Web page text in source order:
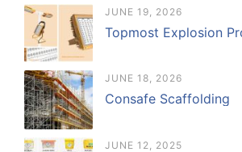
JUNE 19, 2026
Topmost Explosion
JUNE 18, 2026
Consafe Scaffolding
JUNE 12, 2025